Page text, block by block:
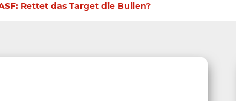
Rettet das Target die Bullen?